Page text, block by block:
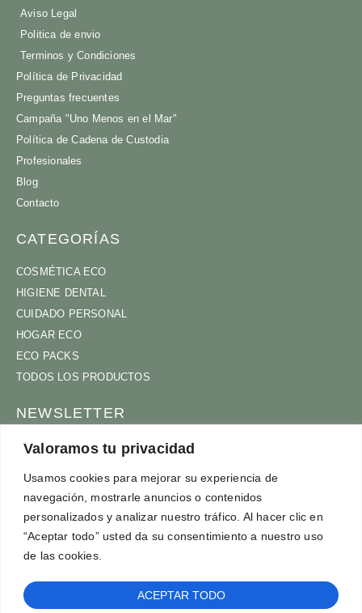
Valoramos tu privacidad
Usamos cookies para mejorar su experiencia de
navegación, mostrarle anuncios o contenidos
personalizados y analizar nuestro tráfico. Al hacer clic en
“Aceptar todo” usted da su consentimiento a nuestro uso
de las cookies.
ACEPTAR TODO
Aviso Legal
Politica de envio
Terminos y Condiciones
Política de Privacidad
Preguntas frecuentes
Campaña "Uno Menos en el Mar"
Política de Cadena de Custodia
Profesionales
Blog
Contacto
CATEGORÍAS
COSMÉTICA ECO
HIGIENE DENTAL
CUIDADO PERSONAL
HOGAR ECO
ECO PACKS
TODOS LOS PRODUCTOS
NEWSLETTER
ÚNETE A NUESTRA COMUNIDAD
ACEPTOTÉRMINOS Y CONDICIONES
SUSCRÍBETE